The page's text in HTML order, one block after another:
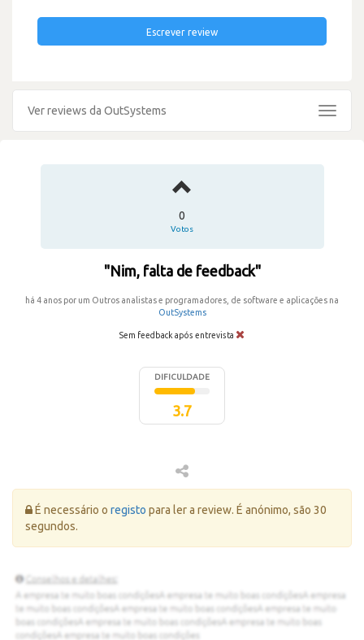
Escrever review
Ver reviews da OutSystems
Toggle
0
Votos
"Nim, falta de feedback"
há 4 anos por um Outros analistas e programadores, de software e aplicações na
OutSystems
Sem feedback após entrevista
DIFICULDADE
3.7
Erro:
É necessário o registo para ler a review. É anónimo, são 30
segundos.